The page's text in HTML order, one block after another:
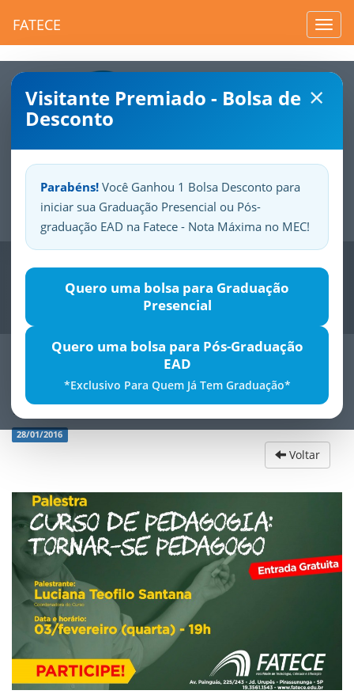
FATECE
×
Visitante Premiado - Bolsa de
Desconto
Parabéns! Você Ganhou 1 Bolsa Desconto para
iniciar sua Graduação Presencial ou Pós-
graduação EAD na Fatece - Nota Máxima no MEC!
Quero uma bolsa para Graduação
Presencial
Quero uma bolsa para Pós-Graduação
EAD
*Exclusivo Para Quem Já Tem Graduação*
SuaFatece.Seuorgulho.
Previous
FATECE oferece Palestra Gratuita
28/01/2016
Voltar